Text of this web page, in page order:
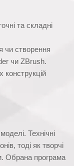
та складні
чи створення
чи ZBrush.
конструкцій
Технічні
тоді як творчі
Обрана програма